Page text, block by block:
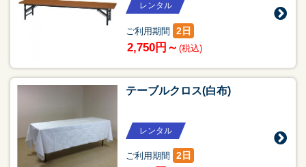
レンタル
ご利用期間 2日
2,750円～ (税込)
テーブルクロス(白布)
レンタル
ご利用期間 2日